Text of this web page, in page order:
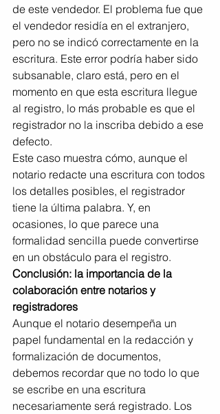
de este vendedor. El problema fue que
el vendedor residía en el extranjero,
pero no se indicó correctamente en la
escritura. Este error podría haber sido
subsanable, claro está, pero en el
momento en que esta escritura llegue
al registro, lo más probable es que el
registrador no la inscriba debido a ese
defecto.
Este caso muestra cómo, aunque el
notario redacte una escritura con todos
los detalles posibles, el registrador
tiene la última palabra. Y, en
ocasiones, lo que parece una
formalidad sencilla puede convertirse
en un obstáculo para el registro.
Conclusión: la importancia de la
colaboración entre notarios y
registradores
Aunque el notario desempeña un
papel fundamental en la redacción y
formalización de documentos,
debemos recordar que no todo lo que
se escribe en una escritura
necesariamente será registrado. Los